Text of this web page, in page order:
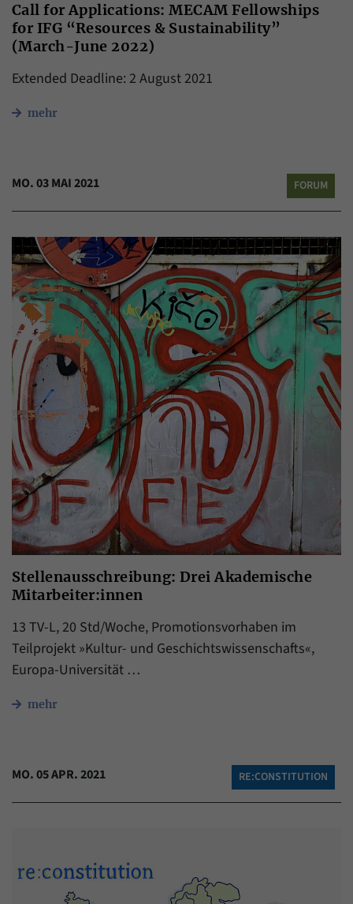
Call for Applications: MECAM Fellowships
for IFG “Resources & Sustainability”
(March-June 2022)
Extended Deadline: 2 August 2021
mehr
MO. 03 MAI 2021 FORUM
Stellenausschreibung: Drei Akademische
Mitarbeiter:innen
13 TV-L, 20 Std/Woche, Promotionsvorhaben im
Teilprojekt »Kultur- und Geschichtswissenschafts«,
Europa-Universität …
mehr
MO. 05 APR. 2021 RE:CONSTITUTION